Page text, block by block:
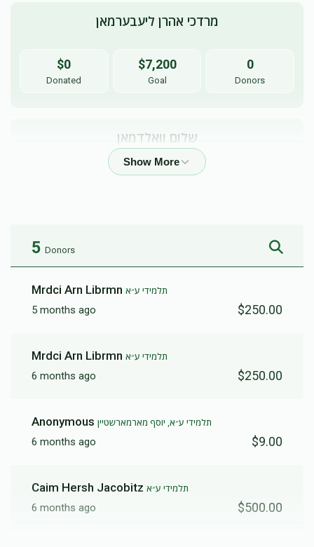
מרדכי אהרן ליעבערמאן
$0
Donated
$7,200
Goal
0
Donors
שלום וואלדמאן
5 Donors
Mrdci Arn Librmn תלמידי ע״א
5 months ago
$250.00
Mrdci Arn Librmn תלמידי ע״א
6 months ago
$250.00
Anonymous תלמידי ע״א, יוסף מארמארשטיין
6 months ago
$9.00
Caim Hersh Jacobitz תלמידי ע״א
6 months ago
$500.00